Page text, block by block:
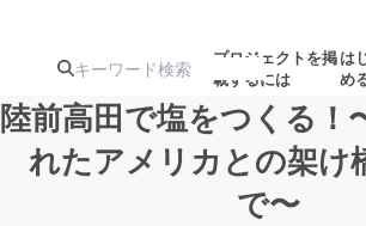
プロジェクトを掲
載するには
は
め
注目の新着プロ募集終了
陸前高田で塩をつくる！
れたアメリカとの架け
で〜